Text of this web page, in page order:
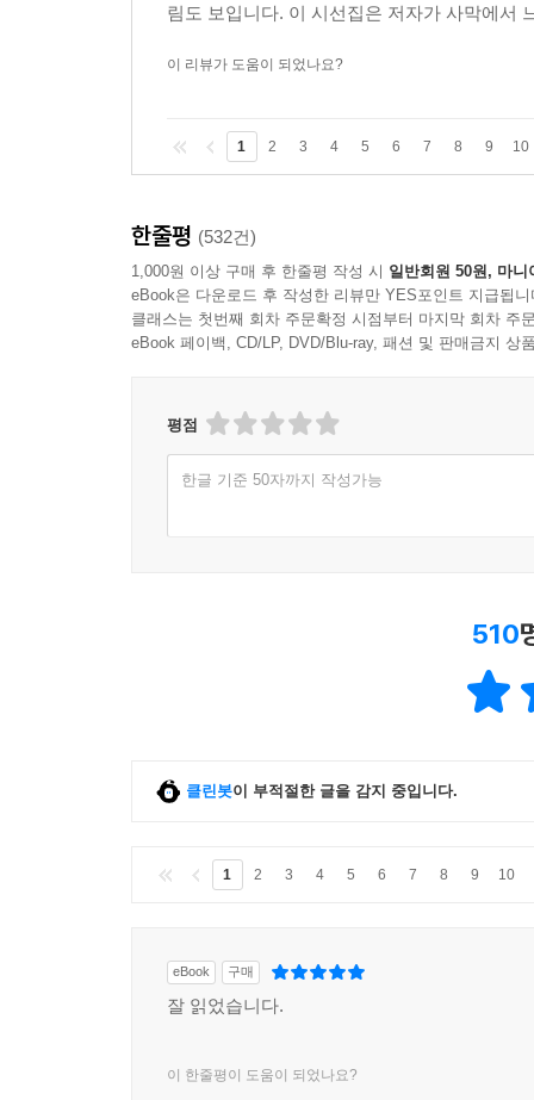
림도 보입니다. 이 시선집은 저자가 사막에서
이 리뷰가 도움이 되었나요?
1 2 3 4 5 6 7 8 9 10
한줄평 (532건)
1,000원 이상 구매 후 한줄평 작성 시 일반회원 50원, 마니
eBook은 다운로드 후 작성한 리뷰만 YES포인트 지급됩니
클래스는 첫번째 회차 주문확정 시점부터 마지막 회차 주
eBook 페이백, CD/LP, DVD/Blu-ray, 패션 및 판매금지 상
평점
한글 기준 50자까지 작성가능
510
클린봇이 부적절한 글을 감지 중입니다.
1 2 3 4 5 6 7 8 9 10
eBook 구매
잘 읽었습니다.
이 한줄평이 도움이 되었나요?